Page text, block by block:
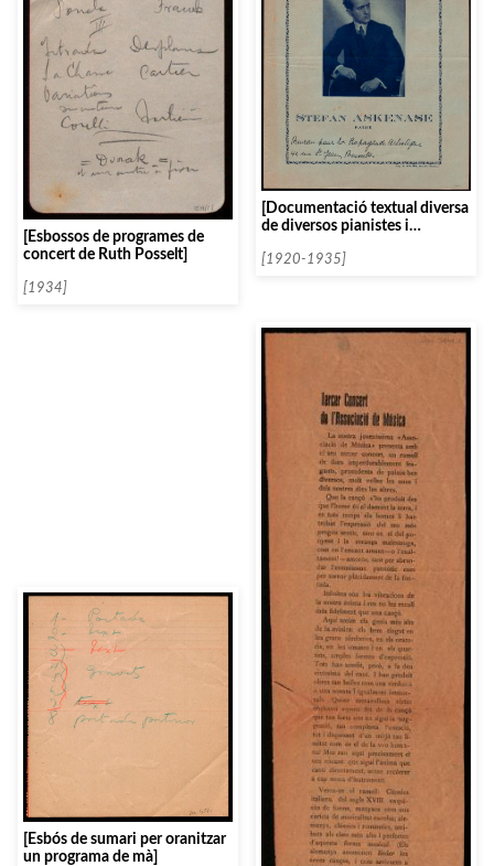
[Esbossos de programes de
concert de Ruth Posselt]
[1934]
[Documentació textual diversa
de diversos pianistes i
la lletra A]
[1920-1935]
[Esbós de sumari per oranitzar
un programa de mà]